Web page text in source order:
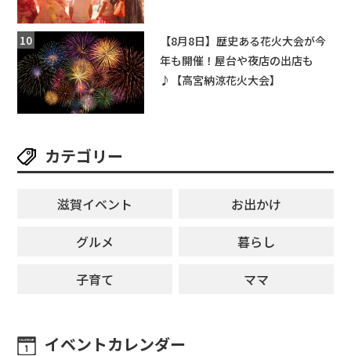
【8月8日】歴史ある花火大会が今
年も開催！屋台や夜店の出店も
♪【高宮納涼花火大会】
カテゴリー
滋賀イベント
お出かけ
グルメ
暮らし
子育て
ママ
イベントカレンダー